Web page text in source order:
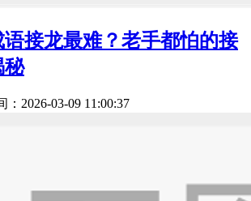
语接龙最难？老手都怕的接
秘
：2026-03-09 11:00:37